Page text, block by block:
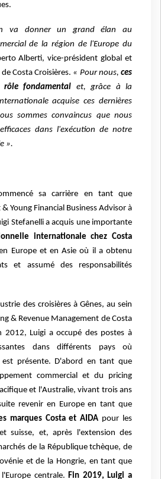
va donner un grand élan au
de la région de l'Europe du
Alberti, vice-président global et
Costa Croisières. « Pour nous, ces
rôle fondamental et, grâce à la
acquise ces dernières
sommes convaincus que nous
dans l'exécution de notre
».
sa carrière en tant que
Young Financial Business Advisor à
Stefanelli a acquis une importante
internationale chez Costa
Europe et en Asie où il a obtenu
et assumé des responsabilités
des croisières à Gênes, au sein
& Revenue Management de Costa
2012, Luigi a occupé des postes à
dans différents pays où
est présente. D'abord en tant que
commercial et du pricing
et l'Australie, vivant trois ans
revenir en Europe en tant que
marques Costa et AIDA pour les
suisse, et, après l'extension des
de la République tchèque, de
et de la Hongrie, en tant que
centrale. Fin 2019, Luigi a